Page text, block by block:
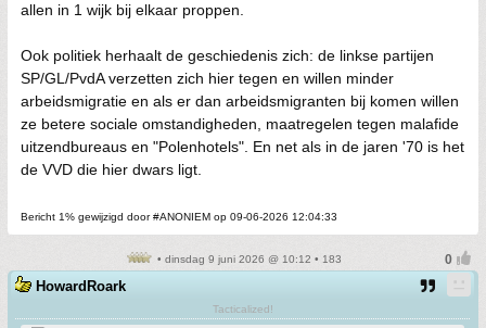
allen in 1 wijk bij elkaar proppen.
Ook politiek herhaalt de geschiedenis zich: de linkse partijen
SP/GL/PvdA verzetten zich hier tegen en willen minder
arbeidsmigratie en als er dan arbeidsmigranten bij komen willen
ze betere sociale omstandigheden, maatregelen tegen malafide
uitzendbureaus en "Polenhotels". En net als in de jaren '70 is het
de VVD die hier dwars ligt.
Bericht 1% gewijzigd door #ANONIEM op 09-06-2026 12:04:33
• dinsdag 9 juni 2026 @ 10:12 • 183
HowardRoark
Tacticalized!